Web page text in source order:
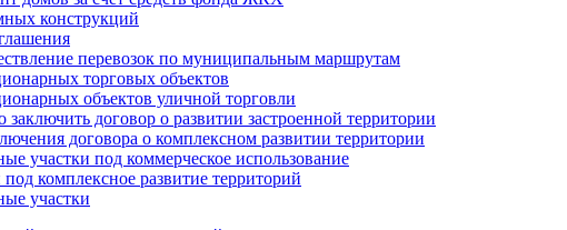
конструкций
перевозок по муниципальным маршрутам
торговых объектов
объектов уличной торговли
договор о развитии застроенной территории
договора о комплексном развитии территории
участки под коммерческое использование
комплексное развитие территорий
участки